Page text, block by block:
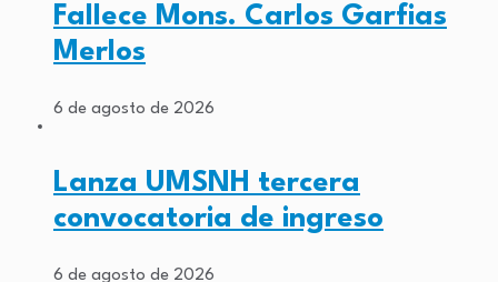
Fallece Mons. Carlos Garfias
Merlos
6 de agosto de 2026
Lanza UMSNH tercera
convocatoria de ingreso
6 de agosto de 2026